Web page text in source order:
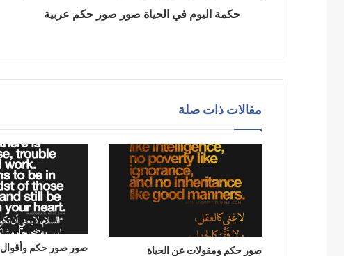
حكمة اليوم في الحياة صور صور حكم عربية
مقالات ذات صلة
صور حكم ومقولات عن الحياة صور صور حكم وأقوال